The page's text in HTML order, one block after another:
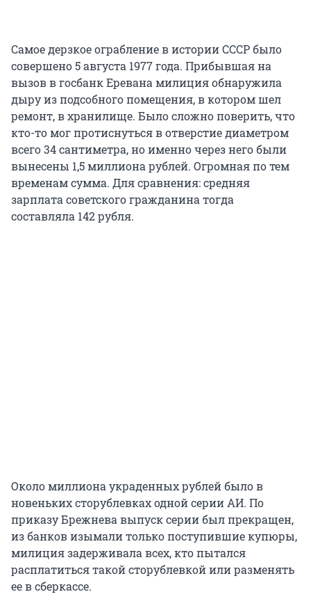
Самое дерзкое ограбление в истории СССР было
совершено 5 августа 1977 года. Прибывшая на
вызов в госбанк Еревана милиция обнаружила
дыру из подсобного помещения, в котором шел
ремонт, в хранилище. Было сложно поверить, что
кто-то мог протиснуться в отверстие диаметром
всего 34 сантиметра, но именно через него были
вынесены 1,5 миллиона рублей. Огромная по тем
временам сумма. Для сравнения: средняя
зарплата советского гражданина тогда
составляла 142 рубля.
Около миллиона украденных рублей было в
новеньких сторублевках одной серии АИ. По
приказу Брежнева выпуск серии был прекращен,
из банков изымали только поступившие купюры,
милиция задерживала всех, кто пытался
расплатиться такой сторублевкой или разменять
ее в сберкассе.